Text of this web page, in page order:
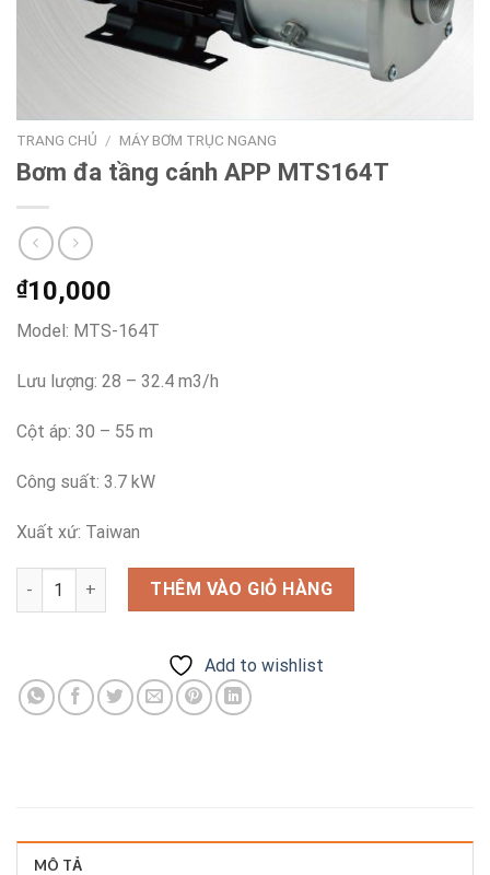
TRANG CHỦ / MÁY BƠM TRỤC NGANG
Bơm đa tầng cánh APP MTS164T
₫10,000
Model: MTS-164T
Lưu lượng: 28 – 32.4 m3/h
Cột áp: 30 – 55 m
Công suất: 3.7 kW
Xuất xứ: Taiwan
Bơm đa tầng cánh APP MTS164T số lượng
THÊM VÀO GIỎ HÀNG
Add to wishlist
MÔ TẢ